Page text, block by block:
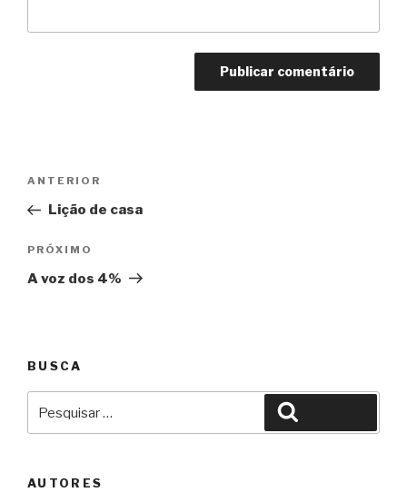
Post
Anterior
ANTERIOR
Lição de casa
Próximo
PRÓXIMO
A voz dos 4%
BUSCA
por:
AUTORES